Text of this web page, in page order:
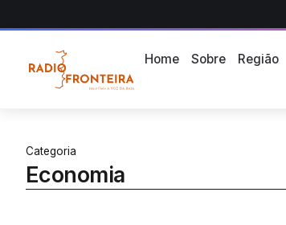
Home Sobre Região
Categoria
Economia